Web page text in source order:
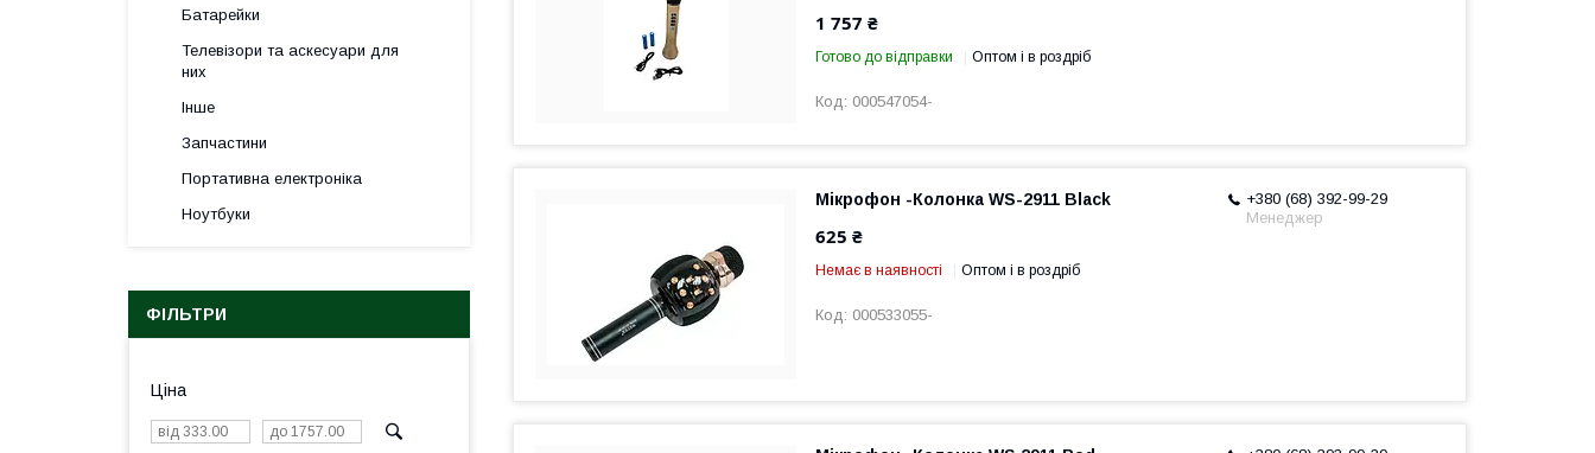
1 757 ₴
Готово до відправки Оптом і в роздріб
000547054-
+380 (68) 392-99-29
Менеджер
Мікрофон -Колонка WS-2911 Black
625 ₴
Немає в наявності Оптом і в роздріб
000533055-
Батарейки
Телевізори та аскесуари для
них
Інше
Запчастини
Портативна електроніка
Ноутбуки
ФІЛЬТРИ
Ціна